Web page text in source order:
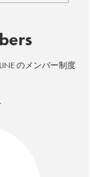
のメンバー制度